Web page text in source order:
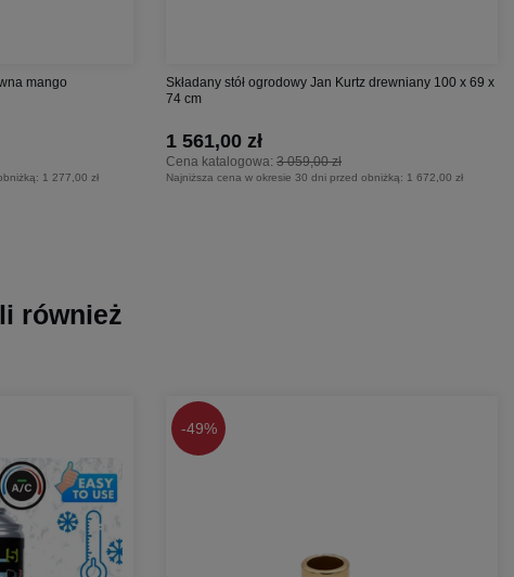
mango
1 277,00 zł
Składany stół ogrodowy Jan Kurtz drewniany 100 x 69 x
74 cm
Cena katalogowa: 3 059,00 zł
1 561,00 zł
Najniższa cena w okresie 30 dni przed obniżką: 1 672,00 zł
również
-49%